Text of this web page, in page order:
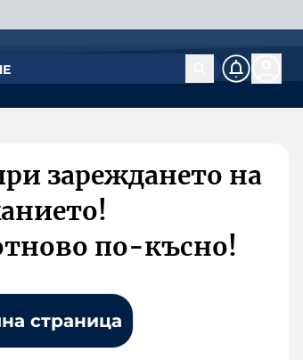
зареждането на
по-късно!
страница